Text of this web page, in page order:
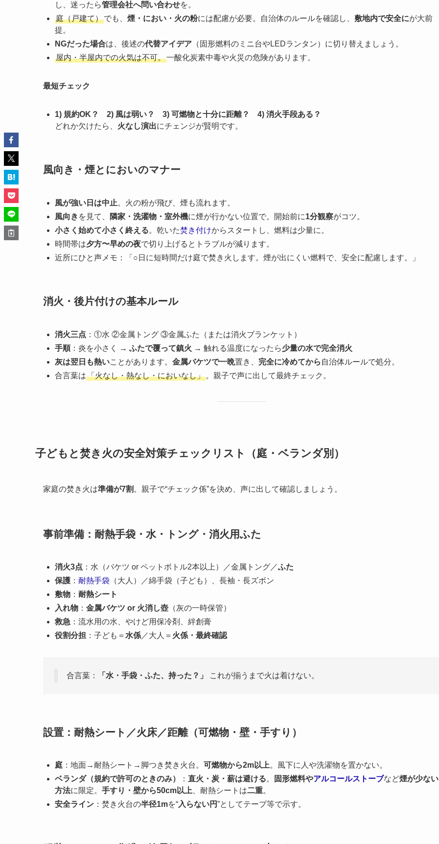
し、迷ったら管理会社へ問い合わせを。
庭（戸建て）でも、 煙・におい・火の粉には配慮が必要。自治体のルールを確認し、 敷地内で安全にが大前
提。
NGだった場合は、後述の代替アイデア （固形燃料のミニ台やLEDランタン）に切り替えましょう。
屋内・半屋内での火気は不可。一酸化炭素中毒や火災の危険があります。
最短チェック
1) 規約OK？ 2) 風は弱い？ 3) 可燃物と十分に距離？ 4) 消火手段ある？
どれか欠けたら、 火なし演出にチェンジが賢明です。
風向き・煙とにおいのマナー
風が強い日は中止。火の粉が飛び、煙も流れます。
風向き を見て、 隣家・洗濯物・室外機に煙が行かない位置で。開始前に1分観察がコツ。
小さく始めて小さく終える。乾いた焚き付けからスタートし、燃料は少量に。
時間帯は夕方〜早めの夜で切り上げるとトラブルが減ります。
近所にひと声メモ：「○日に短時間だけ庭で焚き火します。煙が出にくい燃料で、安全に配慮します。」
消火・後片付けの基本ルール
消火三点 ：①水 ②金属トング ③金属ふた（または消火ブランケット）
手順：炎を小さく → ふたで覆って鎮火 → 触れる温度になったら少量の水で完全消火
灰は翌日も熱いことがあります。 金属バケツで一晩置き、 完全に冷めてから 自治体ルールで処分。
合言葉は「火なし・熱なし・においなし」 。親子で声に出して最終チェック。
子どもと焚き火の安全対策チェックリスト（庭・ベランダ別）
家庭の焚き火は準備が7割 。親子で“チェック係”を決め、声に出して確認しましょう。
事前準備：耐熱手袋・水・トング・消火用ふた
消火3点 ：水（バケツ or ペットボトル2本以上）／金属トング／ふた
保護 ： 耐熱手袋 （大人）／綿手袋（子ども）、長袖・長ズボン
敷物 ： 耐熱シート
入れ物 ： 金属バケツ or 火消し壺 （灰の一時保管）
救急 ：流水用の水、やけど用保冷剤、絆創膏
役割分担 ：子ども＝ 水係 ／大人＝ 火係・最終確認
合言葉： 「水・手袋・ふた、持った？」 これが揃うまで火は着けない。
設置：耐熱シート／火床／距離（可燃物・壁・手すり）
庭 ：地面→耐熱シート→脚つき焚き火台。 可燃物から2m以上。風下に人や洗濯物を置かない。
ベランダ（規約で許可のときのみ）
： 直火・炭・薪は避ける。 固形燃料やアルコールストーブなど煙が少ない
方法に限定。 手すり・壁から50cm以上 、耐熱シートは二重。
安全ライン ：焚き火台の半径1mを“入らない円”としてテープ等で示す。